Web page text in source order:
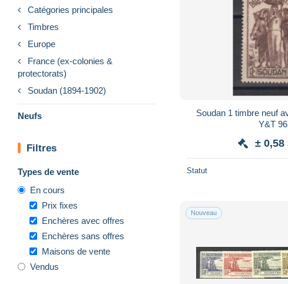
Catégories principales
Timbres
Europe
France (ex-colonies &
protectorats)
Soudan (1894-1902)
Neufs
Filtres
Types de vente
En cours
Prix fixes
Enchères avec offres
Enchères sans offres
Maisons de vente
Vendus
Soudan 1 timbre neuf
Y&T 96
± 0,58
Statut
Nouveau